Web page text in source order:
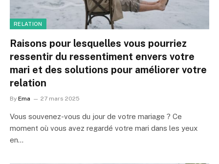
RELATION
Raisons pour lesquelles vous pourriez
ressentir du ressentiment envers votre
mari et des solutions pour améliorer votre
relation
By Ema 27 mars 2025
Vous souvenez-vous du jour de votre mariage ? Ce
moment où vous avez regardé votre mari dans les yeux
en…